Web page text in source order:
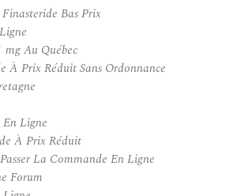
Bas Prix
Au Québec
À Prix Réduit Sans Ordonnance
Ligne
À Prix Réduit
La Commande En Ligne
Forum